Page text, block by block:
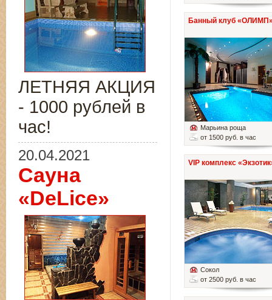
Банный клуб
Марьина роща
от 1500 руб. в час
VIP комплекс
Сокол
от 2500 руб. в час
ЛЕТНЯЯ АКЦИЯ
- 1000 рублей в
час!
20.04.2021
Сауна
«DeLice»